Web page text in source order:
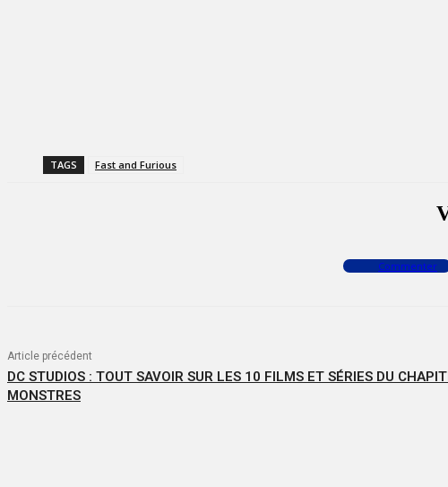
TAGS Fast and Furious
Commenter
Article précédent
DC STUDIOS : TOUT SAVOIR SUR LES 10 FILMS ET SÉRIES DU
MONSTRES